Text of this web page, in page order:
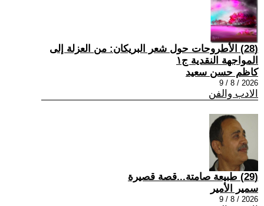
(28) الأطروحات حول شعر البريكان: من العزلة إلى
المواجهة النقدية ج١
كاظم حسن سعيد
2026 / 8 / 9
الادب والفن
(29) طبيعة صامتة...قصة قصيرة
سمير الأمير
2026 / 8 / 9